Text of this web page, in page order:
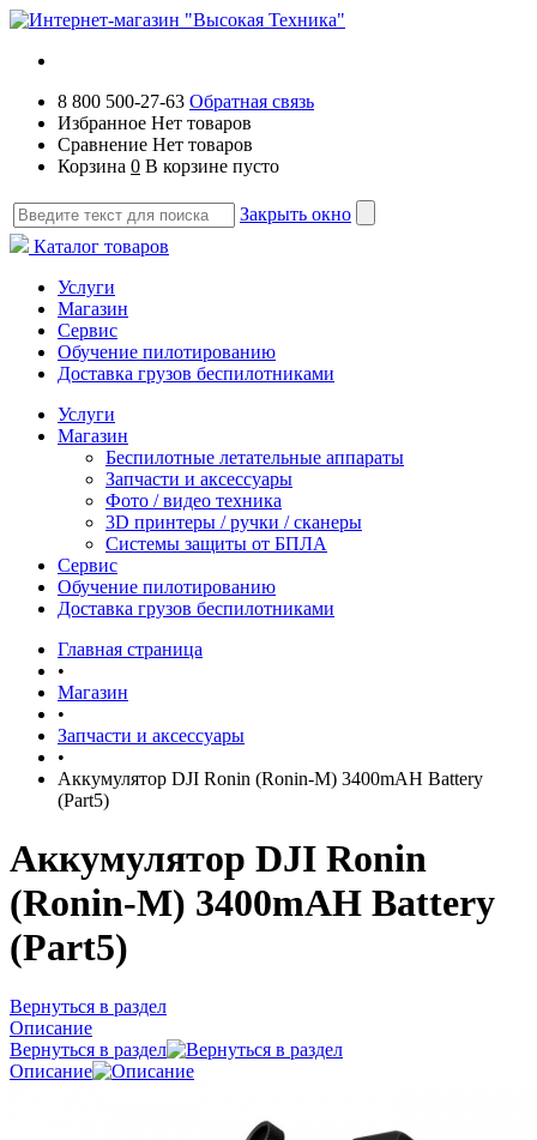
8 800 500-27-63 Обратная связь
Избранное Нет товаров
Сравнение Нет товаров
Корзина 0 В корзине пусто
Закрыть окно
Каталог товаров
Услуги
Магазин
Сервис
Обучение пилотированию
Доставка грузов беспилотниками
Услуги
Магазин
Беспилотные летательные аппараты
Запчасти и аксессуары
Фото / видео техника
3D принтеры / ручки / сканеры
Системы защиты от БПЛА
Сервис
Обучение пилотированию
Доставка грузов беспилотниками
Главная страница
•
Магазин
•
Запчасти и аксессуары
•
Аккумулятор DJI Ronin (Ronin-M) 3400mAH Battery
(Part5)
Аккумулятор DJI Ronin
(Ronin-M) 3400mAH Battery
(Part5)
Вернуться в раздел
Описание
Вернуться в раздел
Описание